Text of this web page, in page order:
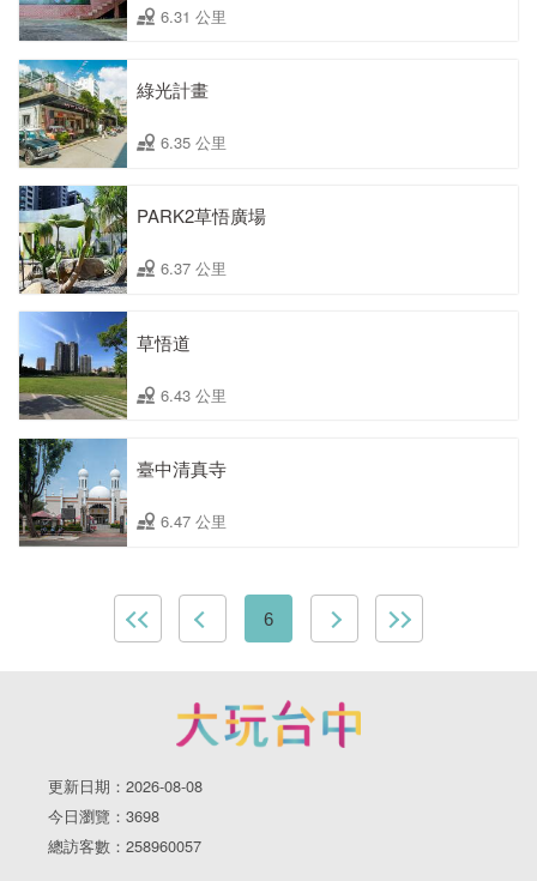
6.31 公里
綠光計畫
6.35 公里
PARK2草悟廣場
6.37 公里
草悟道
6.43 公里
臺中清真寺
6.47 公里
6
更新日期：2026-08-08
今日瀏覽：3698
總訪客數：258960057